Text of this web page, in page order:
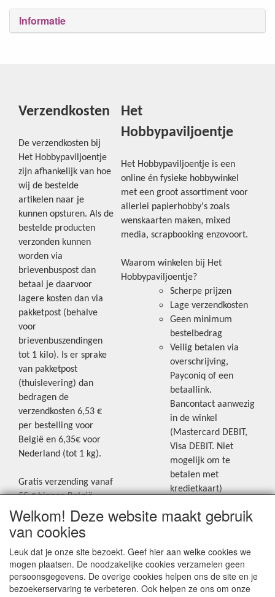
Informatie
Verzendkosten
De verzendkosten bij
Het Hobbypaviljoentje
zijn afhankelijk van hoe
wij de bestelde
artikelen naar je
kunnen opsturen. Als de
bestelde producten
verzonden kunnen
worden via
brievenbuspost dan
betaal je daarvoor
lagere kosten dan via
pakketpost (behalve
voor
brievenbuszendingen
tot 1 kilo). Is er sprake
van pakketpost
(thuislevering) dan
bedragen de
verzendkosten 6,53 €
per bestelling voor
België en 6,35€ voor
Nederland (tot 1 kg).
Gratis verzending vanaf
55 € binnen België.
Gratis verzending vanaf
65 € naar Nederland.
Levering andere
landen: geen gratis
verzending, portkosten
worden aangerekend.
Het
Hobbypaviljoentje
Het Hobbypaviljoentje is een
online én fysieke hobbywinkel
met een groot assortiment voor
allerlei papierhobby's zoals
wenskaarten maken, mixed
media, scrapbooking enzovoort.
Waarom winkelen bij Het
Hobbypaviljoentje?
Scherpe prijzen
Lage verzendkosten
Geen minimum
bestelbedrag
Veilig betalen via
overschrijving,
Payconiq of een
betaallink.
Bancontact aanwezig
in de winkel
(Mastercard DEBIT,
Visa DEBIT. Niet
mogelijk om te
betalen met
kredietkaart)
Blijf op de hoogte van de laatste
onze Facebookpagina.
Welkom! Deze website maakt gebruik
van cookies
Leuk dat je onze site bezoekt. Geef hier aan welke cookies we
mogen plaatsen. De noodzakelijke cookies verzamelen geen
persoonsgegevens. De overige cookies helpen ons de site en je
bezoekerservaring te verbeteren. Ook helpen ze ons om onze